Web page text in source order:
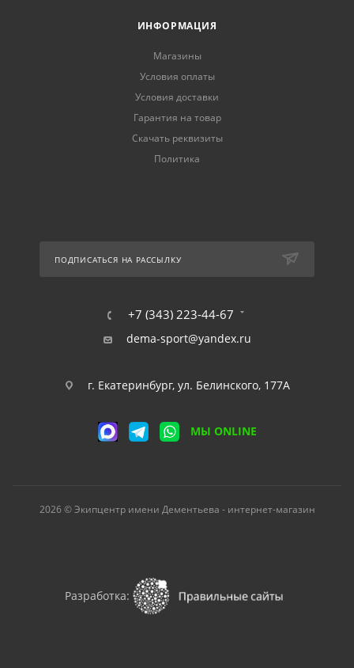
ИНФОРМАЦИЯ
Магазины
Условия оплаты
Условия доставки
Гарантия на товар
Скачать реквизиты
Политика
ПОДПИСАТЬСЯ НА РАССЫЛКУ
+7 (343) 223-44-67
dema-sport@yandex.ru
г. Екатеринбург, ул. Белинского, 177А
МЫ ONLINE
2026 © Экипцентр имени Дементьева - интернет-магазин
Разработка: